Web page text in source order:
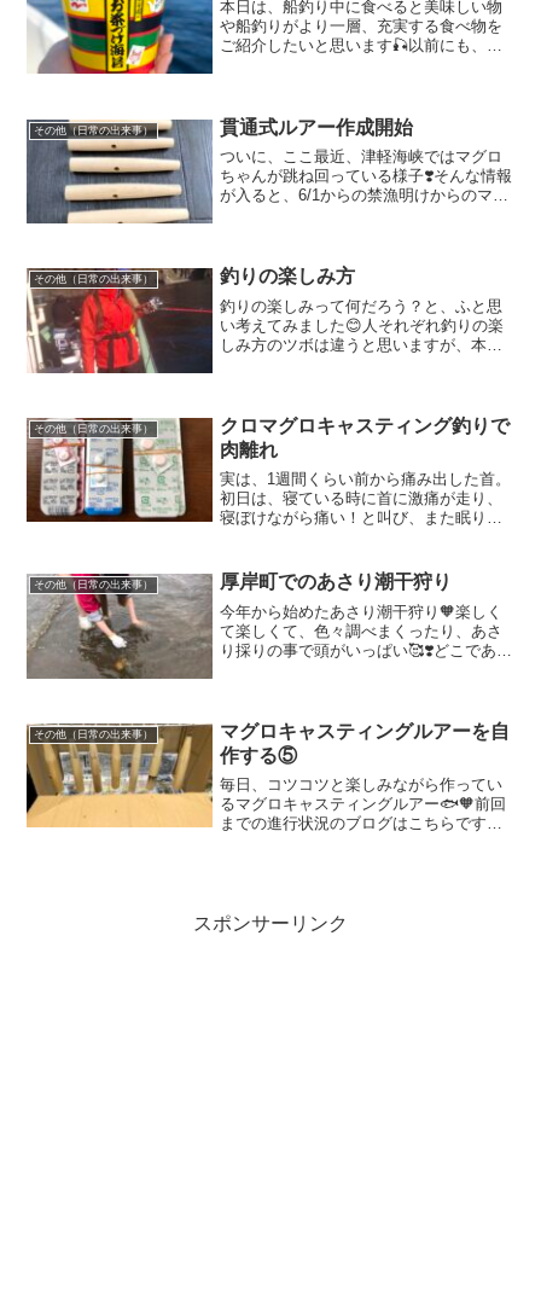
本日は、船釣り中に食べると美味しい物
や船釣りがより一層、充実する食べ物を
ご紹介したいと思います🎣以前にも、
ました😳💓そこで、改め...
その他（日常の出来事） 貫通式ルアー作成開始
ついに、ここ最近、津軽海峡ではマグロ
ちゃんが跳ね回っている様子❣️そんな情報
が入ると、6/1からの禁漁明けからのマグ
😍私が今年、主戦...
その他（日常の出来事） 釣りの楽しみ方
釣りの楽しみって何だろう？と、ふと思
い考えてみました😊人それぞれ釣りの楽
しみ方のツボは違うと思いますが、本日
りたい」とかです😂笑〇〇...
その他（日常の出来事）
クロマグロキャスティング釣りで
肉離れ
実は、1週間くらい前から痛み出した首。
初日は、寝ている時に首に激痛が走り、
寝ぼけながら痛い！と叫び、また眠りに
ボット状態😱最初は、寝違えたのかなぁ
とそんなに気にしていませ...
その他（日常の出来事） 厚岸町でのあさり潮干狩り
今年から始めたあさり潮干狩り🧡楽しく
て楽しくて、色々調べまくったり、あさ
り採りの事で頭がいっぱい🥰❣️どこであさ
岸町と言えば、思い出...
その他（日常の出来事）
マグロキャスティングルアーを自
作する⑤
毎日、コツコツと楽しみながら作ってい
るマグロキャスティングルアー🐟🧡前回
までの進行状況のブログはこちらです💁‍♀️
スポンサーリンク